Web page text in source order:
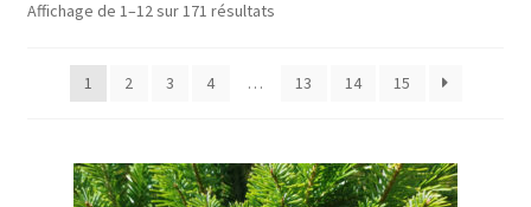
Affichage de 1–12 sur 171 résultats
1 2 3 4 … 13 14 15